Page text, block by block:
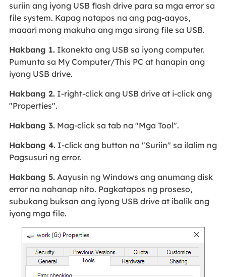
suriin ang iyong USB flash drive para sa mga error sa
file system. Kapag natapos na ang pag-aayos,
maaari mong makuha ang mga sirang file sa USB.
Hakbang 1.Ikonekta ang USB sa iyong computer.
Pumunta sa My Computer/This PC at hanapin ang
iyong USB drive.
Hakbang 2.I-right-click ang USB drive at i-click ang
"Properties".
Hakbang 3.Mag-click sa tab na "Mga Tool".
Hakbang 4.I-click ang button na "Suriin" sa ilalim ng
Pagsusuri ng error.
Hakbang 5.Aayusin ng Windows ang anumang disk
error na nahanap nito. Pagkatapos ng proseso,
subukang buksan ang iyong USB drive at ibalik ang
iyong mga file.